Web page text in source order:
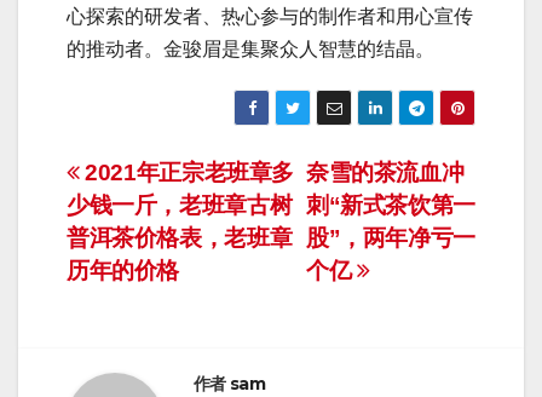
心探索的研发者、热心参与的制作者和用心宣传
的推动者。金骏眉是集聚众人智慧的结晶。
文
章
导
奈雪的茶流血冲
刺“新式茶饮第一
股”，两年净亏一
个亿
2021年正宗老班章多
少钱一斤，老班章古树
普洱茶价格表，老班章
历年的价格
作者 sam